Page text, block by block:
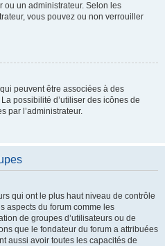
ou un administrateur. Selon les
vous pouvez ou non verrouiller
peuvent être associées à des
possibilité d’utiliser des icônes de
par l’administrateur.
qui ont le plus haut niveau de contrôle
aspects du forum comme les
de groupes d’utilisateurs ou de
que le fondateur du forum a attribuées
aussi avoir toutes les capacités de